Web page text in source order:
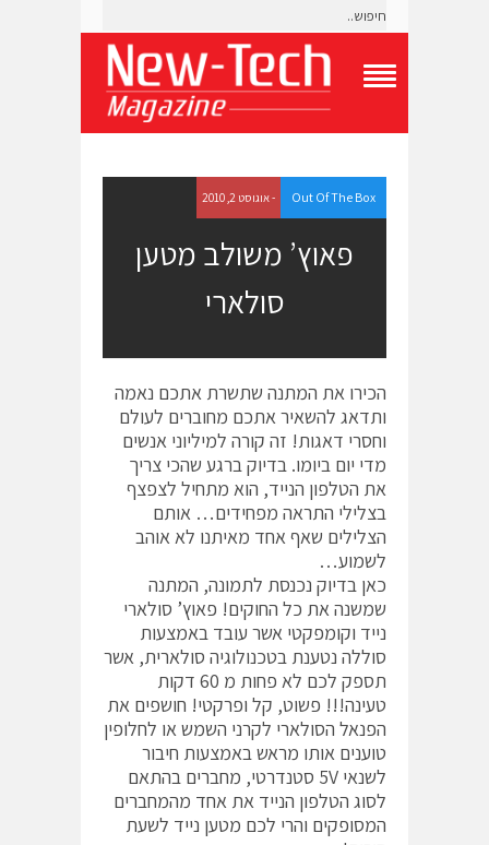
g
l
e
N
n
M
e
n
u
Out Of The Box - אוגוסט 2, 2010
פאוץ’ משולב מטען
סולארי
הכירו את המתנה שתשרת אתכם נאמה
ותדאג להשאיר אתכם מחוברים לעולם
וחסרי דאגות! זה קורה למיליוני אנשים
מדי יום ביומו. בדיוק ברגע שהכי צריך
את הטלפון הנייד, הוא מתחיל לצפצף
בצלילי התראה מפחידים… אותם
הצלילים שאף אחד מאיתנו לא אוהב
לשמוע…
כאן בדיוק נכנסת לתמונה, המתנה
שמשנה את כל החוקים! פאוץ’ סולארי
נייד וקומפקטי אשר עובד באמצעות
סוללה נטענת בטכנולוגיה סולארית, אשר
תספק לכם לא פחות מ 60 דקות
טעינה!!! פשוט, קל ופרקטי! חושפים את
הפנאל הסולארי לקרני השמש או לחלופין
טוענים אותו מראש באמצעות חיבור
לשנאי 5V סטנדרטי, מחברים בהתאם
לסוג הטלפון הנייד את אחד מהמחברים
המסופקים והרי לכם מטען נייד לשעת